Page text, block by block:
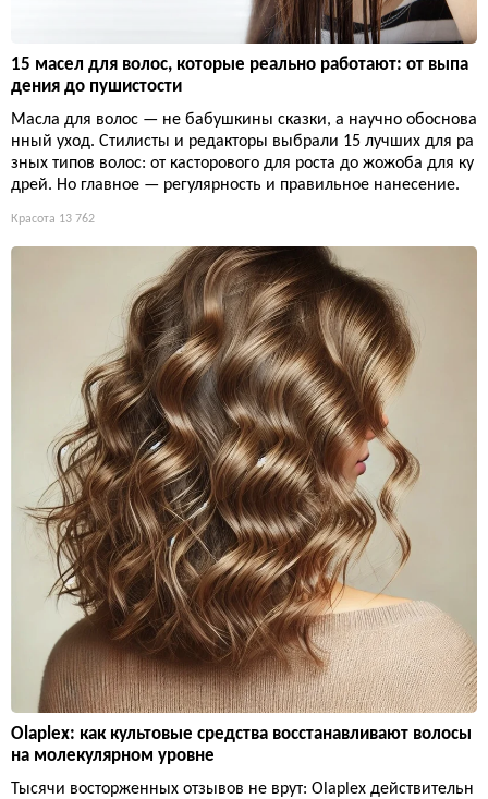
15 масел для волос, которые реально работают: от выпа
дения до пушистости
Масла для волос — не бабушкины сказки, а научно обоснова
нный уход. Стилисты и редакторы выбрали 15 лучших для ра
зных типов волос: от касторового для роста до жожоба для ку
дрей. Но главное — регулярность и правильное нанесение.
Красота 13 762
Olaplex: как культовые средства восстанавливают волосы
на молекулярном уровне
Тысячи восторженных отзывов не врут: Olaplex действительн